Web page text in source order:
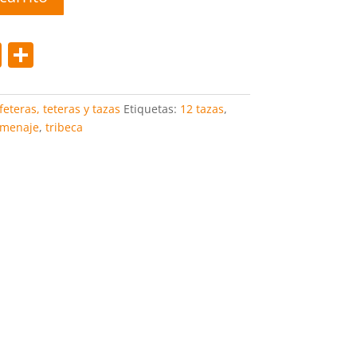
Pi
er
e
C
m
p
teteras y tazas Etiquetas: 12 tazas,
, tribeca